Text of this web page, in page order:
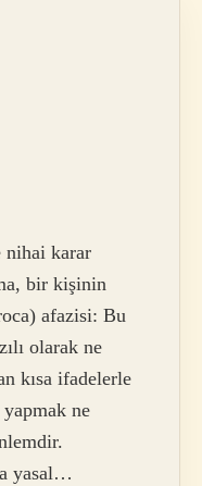
nihai karar
bir kişinin
afazisi: Bu
olarak ne
kısa ifadelerle
ne
yasal…